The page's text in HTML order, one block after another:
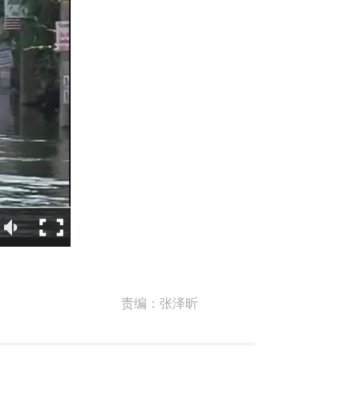
责编： 张泽昕